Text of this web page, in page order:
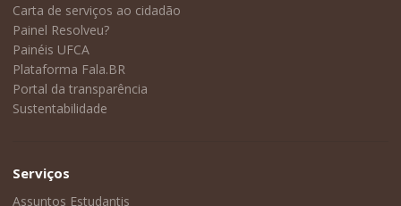
Carta de serviços ao cidadão
Painel Resolveu?
Painéis UFCA
Plataforma Fala.BR
Portal da transparência
Sustentabilidade
Serviços
Assuntos Estudantis